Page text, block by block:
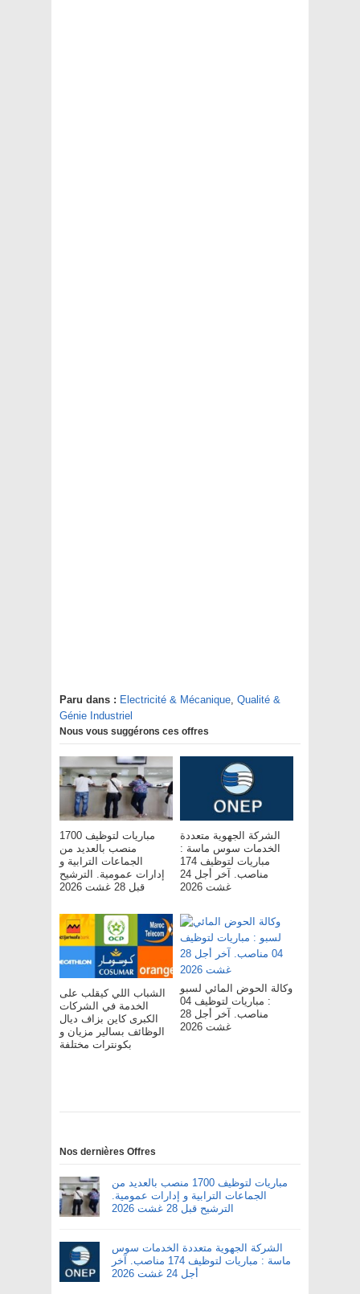
Paru dans : Electricité & Mécanique, Qualité &
Génie Industriel
Nous vous suggérons ces offres
مباريات لتوظيف 1700
منصب بالعديد من
الجماعات الترابية و
إدارات عمومية. الترشيح
قبل 28 غشت 2026
الشركة الجهوية متعددة
الخدمات سوس ماسة :
مباريات لتوظيف 174
مناصب. آخر أجل 24
غشت 2026
الشباب اللي كيقلب على
الخدمة في الشركات
الكبرى كاين بزاف ديال
الوظائف بسالير مزيان و
بكونترات مختلفة
وكالة الحوض المائي لسبو
: مباريات لتوظيف 04
مناصب. آخر أجل 28
غشت 2026
Nos dernières Offres
مباريات لتوظيف 1700 منصب بالعديد من
الجماعات الترابية و إدارات عمومية.
الترشيح قبل 28 غشت 2026
الشركة الجهوية متعددة الخدمات سوس
ماسة : مباريات لتوظيف 174 مناصب. آخر
أجل 24 غشت 2026